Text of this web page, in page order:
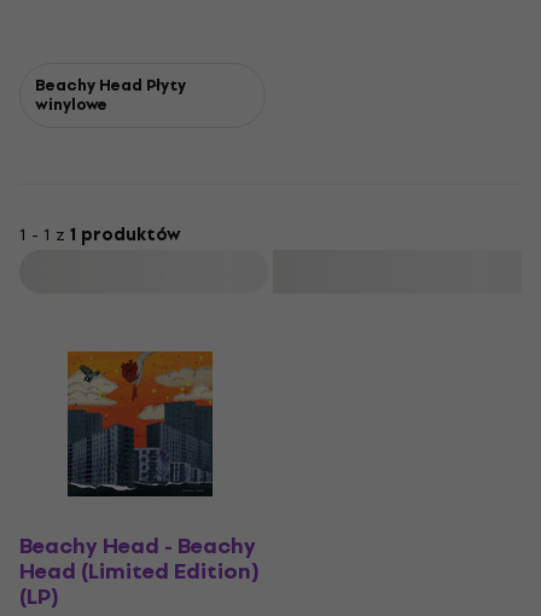
Beachy Head Płyty
winylowe
1 - 1 z 1 produktów
Beachy Head - Beachy
Head (Limited Edition)
(LP)